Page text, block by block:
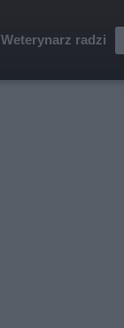
Weterynarz radzi